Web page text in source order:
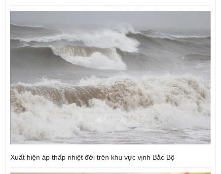
Xuất hiện áp thấp nhiệt đới trên khu vực vịnh Bắc Bộ